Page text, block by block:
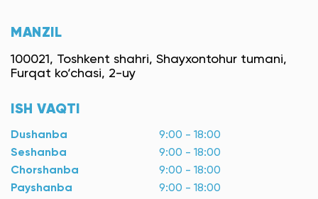
MANZIL
100021, Toshkent shahri, Shayxontohur tumani,
Furqat ko‘chasi, 2-uy
ISH VAQTI
Dushanba
9:00 - 18:00
Seshanba
9:00 - 18:00
Chorshanba
9:00 - 18:00
Payshanba
9:00 - 18:00